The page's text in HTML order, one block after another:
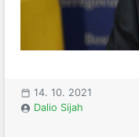
14. 10. 2021
Dalio Sijah